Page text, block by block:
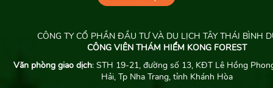
CÔNG TY CỔ PHẦN ĐẦU TƯ VÀ DU LỊCH TÂY THÁI BÌNH
CÔNG VIÊN THÁM HIỂM KONG FOREST
Văn phòng giao dịch: STH 19-21, đường số 13, KĐT Lê Hồng
Hải, Tp Nha Trang, tỉnh Khánh Hòa